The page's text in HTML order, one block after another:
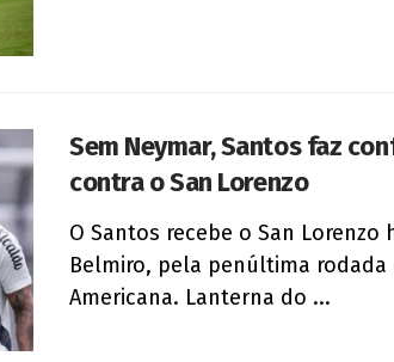
Sem Neymar, Santos faz
contra o San Lorenzo
O Santos recebe o San Lorenzo
Belmiro, pela penúltima rodada
Americana. Lanterna do ...